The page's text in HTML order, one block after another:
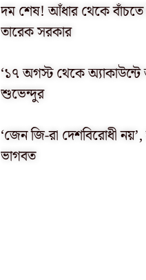
দম শেষ! আঁধার থেকে বাঁচতে
তারেক সরকার
‘১৭ অগস্ট থেকে অ্যাকাউন্টে
শুভেন্দুর
‘জেন জি-রা দেশবিরোধী
ভাগবত